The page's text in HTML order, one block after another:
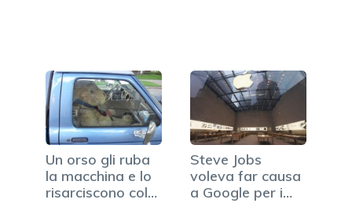
Un orso gli ruba
la macchina e lo
risarciscono col
Steve Jobs
voleva far causa
a Google per i